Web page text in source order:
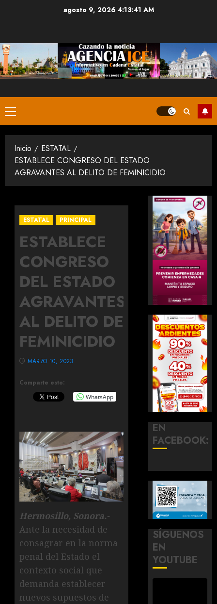
agosto 9, 2026 4:13:42 AM
Menú
principal
Inicio
ESTATAL
ESTABLECE CONGRESO DEL ESTADO
AGRAVANTES AL DELITO DE FEMINICIDIO
ESTATAL PRINCIPAL
ESTABLECE
CONGRESO
DEL ESTADO
AGRAVANTES
AL DELITO DE
FEMINICIDIO
Comparte esto:
WhatsApp
MARZO 10, 2023
Hermosillo, Sonora.-
Ante la necesidad de
consagrar en la norma
penal del Estado el
contexto social que
demanda establecer
nuevos supuestos de
EN
FACEBOOK:
SÍGUENOS
EN
YOUTUBE